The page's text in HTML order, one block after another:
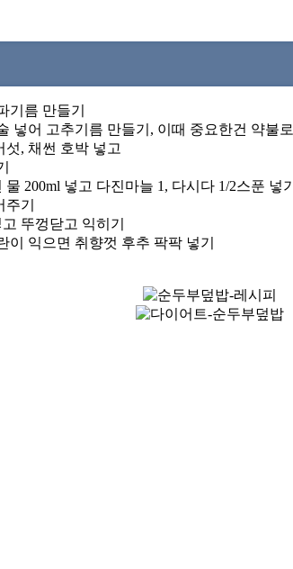
기름 만들기
넣어 고추기름 만들기, 이때 중요한건 약불로
섯, 채썬 호박 넣고
200ml 넣고 다진마늘 1, 다시다 1/2스푼 넣기
기
뚜껑닫고 익히기
이 익으면 취향껏 후추 팍팍 넣기